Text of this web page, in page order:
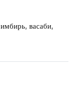
васаби,